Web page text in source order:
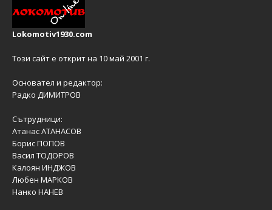
Lokomotiv1930.com
Този сайт е открит на 10 май 2001 г.
Основател и редактор:
Радко ДИМИТРОВ
Сътрудници:
Атанас АТАНАСОВ
Борис ПОПОВ
Васил ТОДОРОВ
Калоян ИНДЖОВ
Любен МАРКОВ
Нанко НАНЕВ